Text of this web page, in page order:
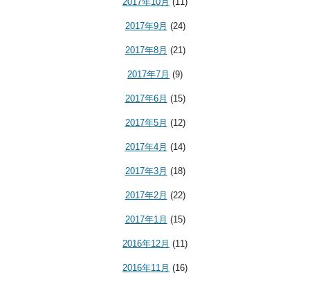
2017年9月 (24)
2017年8月 (21)
2017年7月 (9)
2017年6月 (15)
2017年5月 (12)
2017年4月 (14)
2017年3月 (18)
2017年2月 (22)
2017年1月 (15)
2016年12月 (11)
2016年11月 (16)